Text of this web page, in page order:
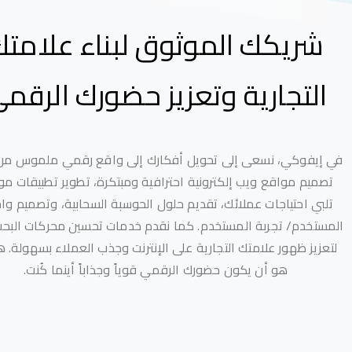
شريكك الموثوق لبناء
التجارية وتعزيز حضورك
في إيفوكي، نسعى إلى تحويل أفكارك إلى واقع رقمي ملموس
تصميم مواقع ويب إلكترونية احترافية ومبتكرة، تطوير تطبيقات
تلبي احتياجات عملائك، تقديم حلول الحوسبة السحابية، وتصميم
لتعزيز ظهور علامتك التجارية على الإنترنت وجذب العملاء بسهولة.
هو أن يكون حضورك الرقمي قوياً وجذاباً أينما كُنت.